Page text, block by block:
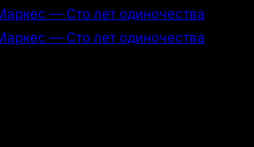
— Сто лет одиночества
— Сто лет одиночества